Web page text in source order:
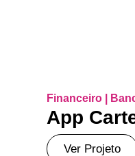
Financeiro |
App
Ver Projeto